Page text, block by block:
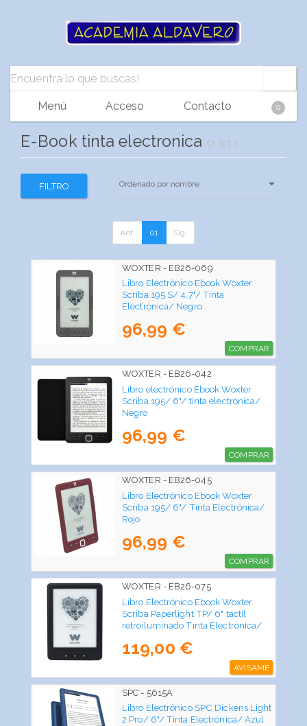
Menú Acceso Contacto 0
E-Book tinta electronica (7 art.)
FILTRO
Ant. 01 Sig.
WOXTER - EB26-069
Libro Electrónico Ebook Woxter
Scriba 195 S/ 4.7"/ Tinta
Electrónica/ Negro
96,99 €
COMPRAR
WOXTER - EB26-042
Libro electrónico Ebook Woxter
Scriba 195/ 6"/ tinta electrónica/
Negro
96,99 €
COMPRAR
WOXTER - EB26-045
Libro Electrónico Ebook Woxter
Scriba 195/ 6"/ Tinta Electrónica/
Rojo
96,99 €
COMPRAR
WOXTER - EB26-075
Libro Electrónico Ebook Woxter
Scriba Paperlight TP/ 6" tactil
retroiluminado Tinta Electrónica/
119,00 €
AVÍSAME
SPC - 5615A
Libro Electrónico SPC Dickens Light
2 Pro/ 6"/ Tinta Electrónica/ Azul